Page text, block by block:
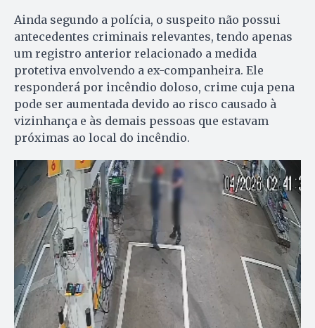
Ainda segundo a polícia, o suspeito não possui
antecedentes criminais relevantes, tendo apenas
um registro anterior relacionado a medida
protetiva envolvendo a ex-companheira. Ele
responderá por incêndio doloso, crime cuja pena
pode ser aumentada devido ao risco causado à
vizinhança e às demais pessoas que estavam
próximas ao local do incêndio.